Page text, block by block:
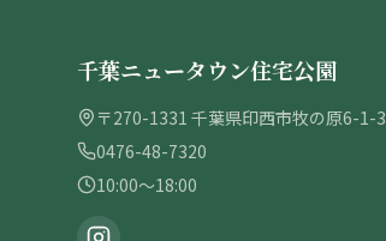
千葉ニュータウン住宅公園
〒270-1331 千葉県印西市牧の原6-1-3
0476-48-7320
10:00〜18:00